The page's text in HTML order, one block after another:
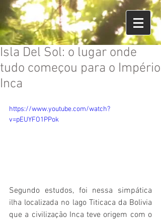
Isla Del Sol: o lugar onde
tudo começou para o Império
Inca
https://www.youtube.com/watch?
v=pEUYFO1PPok
Segundo estudos, foi nessa simpática
ilha localizada no lago Titicaca da Bolivia
que a civilização Inca teve origem com o